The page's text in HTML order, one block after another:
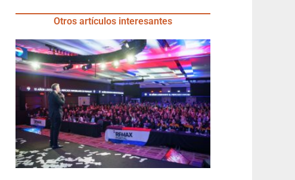
Otros artículos interesantes